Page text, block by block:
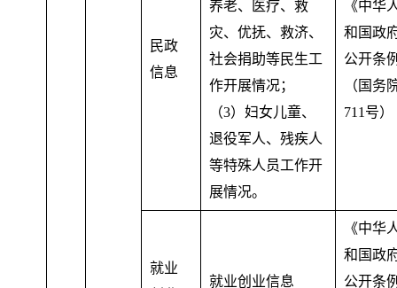
民政
信息
养老、医疗、救
灾、优抚、救济、
社会捐助等民生工
作开展情况；
（3）妇女儿童、
退役军人、残疾人
等特殊人员工作开
展情况。
《中华
和国政
公开条
（国务
711号）
就业
就业创业信息
《中华
和国政
公开条